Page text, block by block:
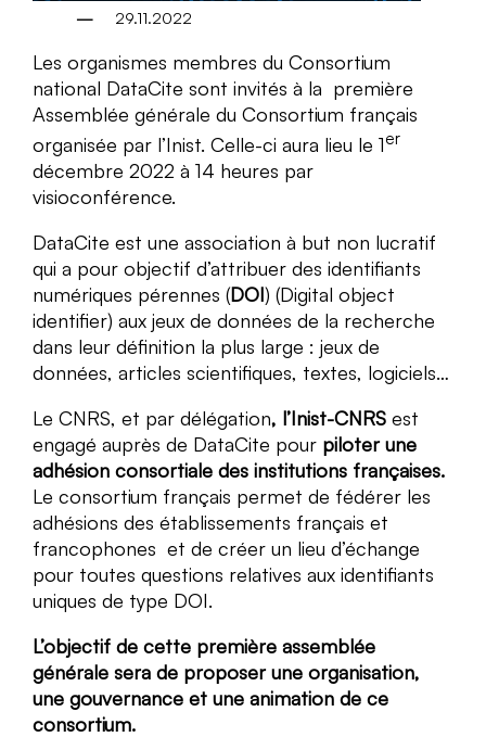
29.11.2022
Les organismes membres du Consortium
national DataCite sont invités à la première
Assemblée générale du Consortium français
organisée par l’Inist. Celle-ci aura lieu le 1er
décembre 2022 à 14 heures par
visioconférence.
DataCite est une association à but non lucratif
qui a pour objectif d’attribuer des identifiants
numériques pérennes (DOI) (Digital object
identifier) aux jeux de données de la recherche
dans leur définition la plus large : jeux de
données, articles scientifiques, textes, logiciels…
Le CNRS, et par délégation, l’Inist-CNRS est
engagé auprès de DataCite pour piloter une
adhésion consortiale des institutions françaises.
Le consortium français permet de fédérer les
adhésions des établissements français et
francophones et de créer un lieu d’échange
pour toutes questions relatives aux identifiants
uniques de type DOI.
L’objectif de cette première assemblée
générale sera de proposer une organisation,
une gouvernance et une animation de ce
consortium.